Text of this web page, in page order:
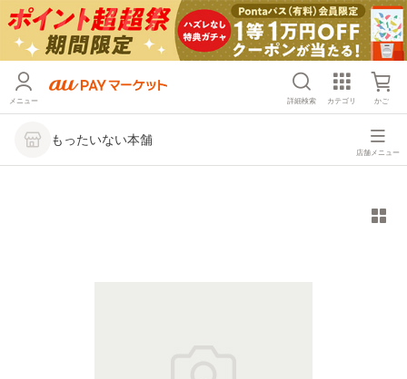
メニュー 詳細検索 カテゴリ かご
もったいない本舗
店舗メニュー